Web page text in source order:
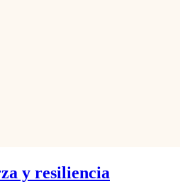
y resiliencia